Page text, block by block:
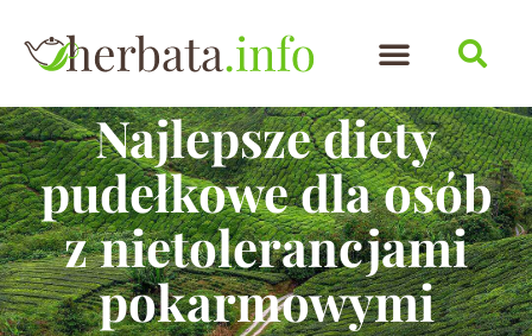
Najlepsze diety
pudełkowe dla osób
z nietolerancjami
pokarmowymi